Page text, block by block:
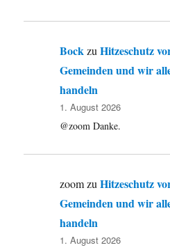
BockzuHitzeschutz
Gemeinden und wir
handeln
1. August 2026
@zoom Danke.
zoomzuHitzeschutz
Gemeinden und wir
handeln
1. August 2026